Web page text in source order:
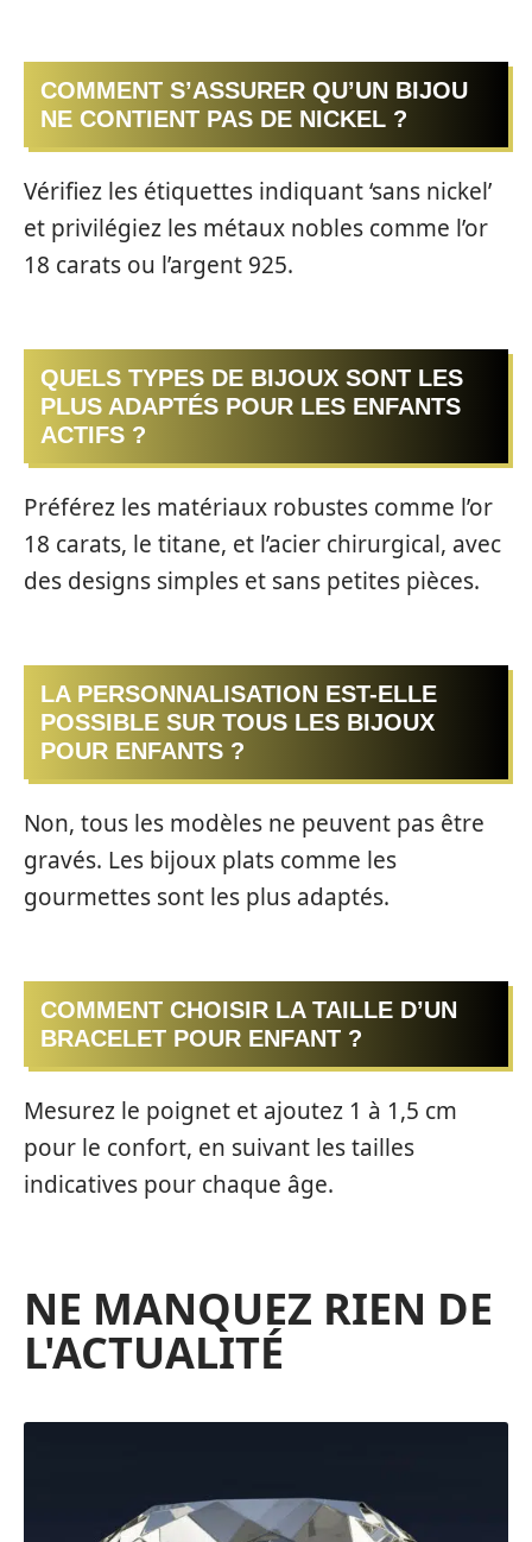
COMMENT S’ASSURER QU’UN BIJOU
NE CONTIENT PAS DE NICKEL ?
Vérifiez les étiquettes indiquant ‘sans nickel’
et privilégiez les métaux nobles comme l’or
18 carats ou l’argent 925.
QUELS TYPES DE BIJOUX SONT LES
PLUS ADAPTÉS POUR LES ENFANTS
ACTIFS ?
Préférez les matériaux robustes comme l’or
18 carats, le titane, et l’acier chirurgical, avec
des designs simples et sans petites pièces.
LA PERSONNALISATION EST-ELLE
POSSIBLE SUR TOUS LES BIJOUX
POUR ENFANTS ?
Non, tous les modèles ne peuvent pas être
gravés. Les bijoux plats comme les
gourmettes sont les plus adaptés.
COMMENT CHOISIR LA TAILLE D’UN
BRACELET POUR ENFANT ?
Mesurez le poignet et ajoutez 1 à 1,5 cm
pour le confort, en suivant les tailles
indicatives pour chaque âge.
NE MANQUEZ RIEN DE
L'ACTUALITÉ